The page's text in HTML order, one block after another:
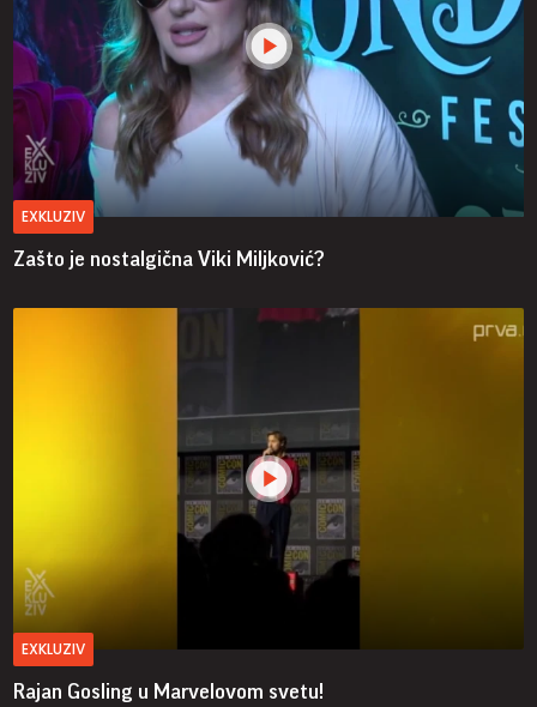
EXKLUZIV
Zašto je nostalgična Viki Miljković?
EXKLUZIV
Rajan Gosling u Marvelovom svetu!